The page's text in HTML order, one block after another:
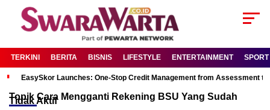
TERKINI BERITA BISNIS LIFESTYLE ENTERTAINMENT SPORT
EasySkor Launches: One-Stop Credit Management from Assessment
Topik Cara Mengganti Rekening BSU Yang Sudah
Tidak Aktif